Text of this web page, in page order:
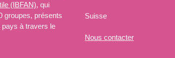
(IBFAN), qui
groupes, présents
pays à travers le
Suisse
Nous contacter